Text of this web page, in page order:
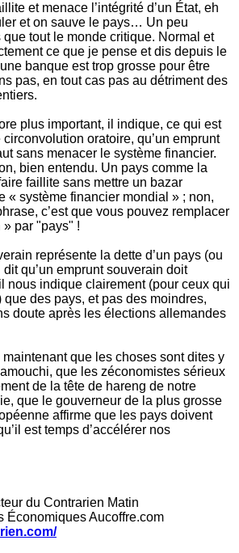
et menace l’intégrité d’un État, eh
et on sauve le pays… Un peu
tout le monde critique. Normal et
ce que je pense et dis depuis le
banque est trop grosse pour être
pas, en tout cas pas au détriment des
plus important, il indique, ce qui est
oratoire, qu’un emprunt
sans menacer le système financier.
bien entendu. Un pays comme la
faillite sans mettre un bazar
« système financier mondial » ; non,
c’est que vous pouvez remplacer
par "pays" !
représente la dette d’un pays (ou
dit qu’un emprunt souverain doit
nous indique clairement (pour ceux qui
des pays, et pas des moindres,
doute après les élections allemandes
que les choses sont dites y
que les zéconomistes sérieux
de la tête de hareng de notre
que le gouverneur de la plus grosse
affirme que les pays doivent
est temps d’accélérer nos
du Contrarien Matin
Économiques Aucoffre.com